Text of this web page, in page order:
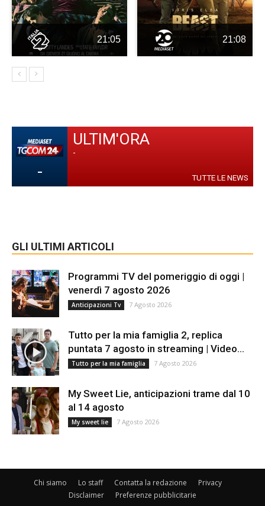
21:05 21:08
-
ULTIM'ORA
-
TUTTE LE NEWS
GLI ULTIMI ARTICOLI
Programmi TV del pomeriggio di oggi |
venerdì 7 agosto 2026
Anticipazioni Tv 7 Agosto 2026
Tutto per la mia famiglia 2, replica
puntata 7 agosto in streaming | Video...
Tutto per la mia famiglia 7 Agosto 2026
My Sweet Lie, anticipazioni trame dal 10
al 14 agosto
My sweet lie 7 Agosto 2026
Chi siamo Lo staff Contatta la redazione
Privacy
Disclaimer
Preferenze pubblicitarie